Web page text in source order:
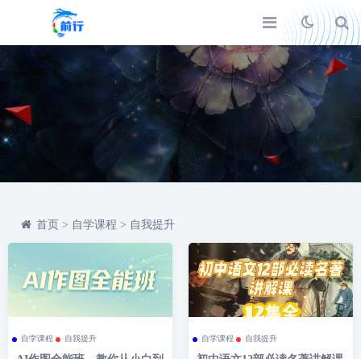
首页 > 自学课程 > 自我提升
自学课程 自我提升 自学课程 自我提升